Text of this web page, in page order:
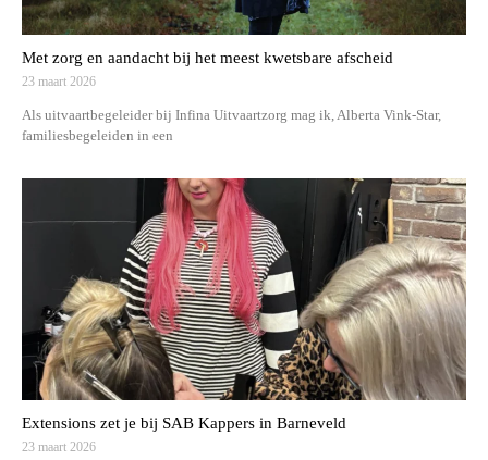
Met zorg en aandacht bij het meest kwetsbare afscheid
23 maart 2026
Als uitvaartbegeleider bij Infina Uitvaartzorg mag ik, Alberta Vink-Star,
familiesbegeleiden in een
Extensions zet je bij SAB Kappers in Barneveld
23 maart 2026